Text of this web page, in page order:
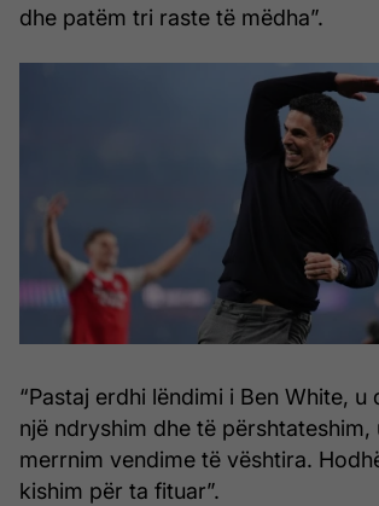
dhe patëm tri raste të mëdha”.
“Pastaj erdhi lëndimi i Ben White, u
një ndryshim dhe të përshtateshim,
merrnim vendime të vështira.
kishim për ta fituar”.